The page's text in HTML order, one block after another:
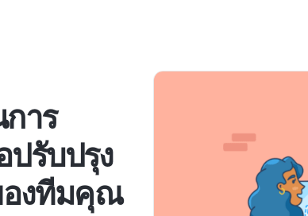
าร
ปรับปรุง
องทีมคุณ